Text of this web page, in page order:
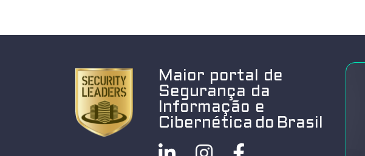
Maior portal de
Segurança da
Informação e
Cibernética do Brasil